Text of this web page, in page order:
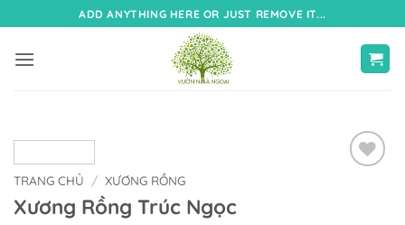
qua
nội
ADD ANYTHING HERE OR JUST REMOVE IT...
TRANG CHỦ / XƯƠNG RỒNG
Xương Rồng Trúc Ngọc